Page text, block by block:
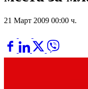
21 Март 2009 00:00 ч.